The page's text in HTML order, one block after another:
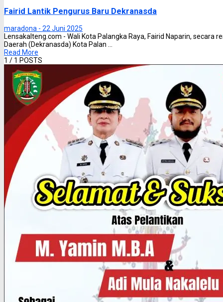
Fairid Lantik Pengurus Baru Dekranasda
maradona - 22 Juni 2025
Lensakalteng.com - Wali Kota Palangka Raya, Fairid Naparin, secara
Daerah (Dekranasda) Kota Palan ...
Read More
1 / 1 POSTS